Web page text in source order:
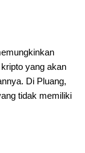
yang akan
Di Pluang,
tidak memiliki